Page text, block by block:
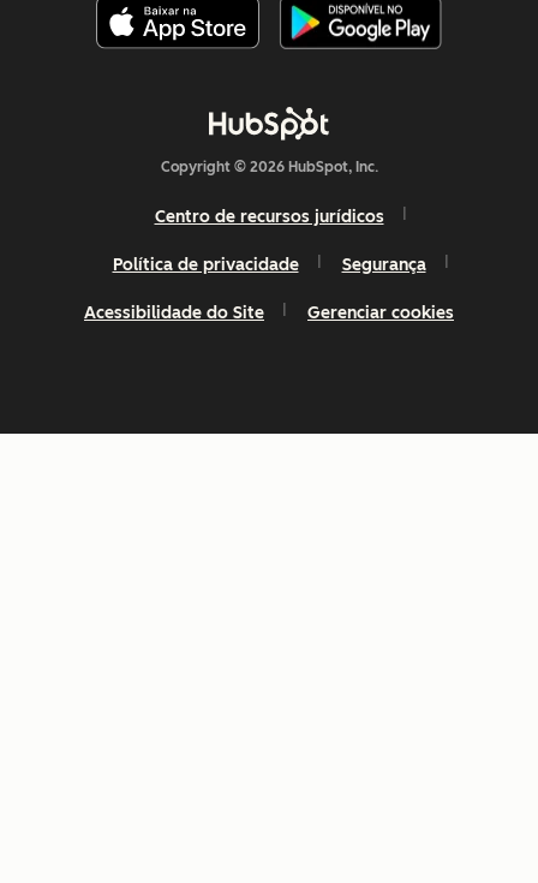
Copyright © 2026 HubSpot, Inc.
Centro de recursos jurídicos
Política de privacidade Segurança
Acessibilidade do Site Gerenciar cookies